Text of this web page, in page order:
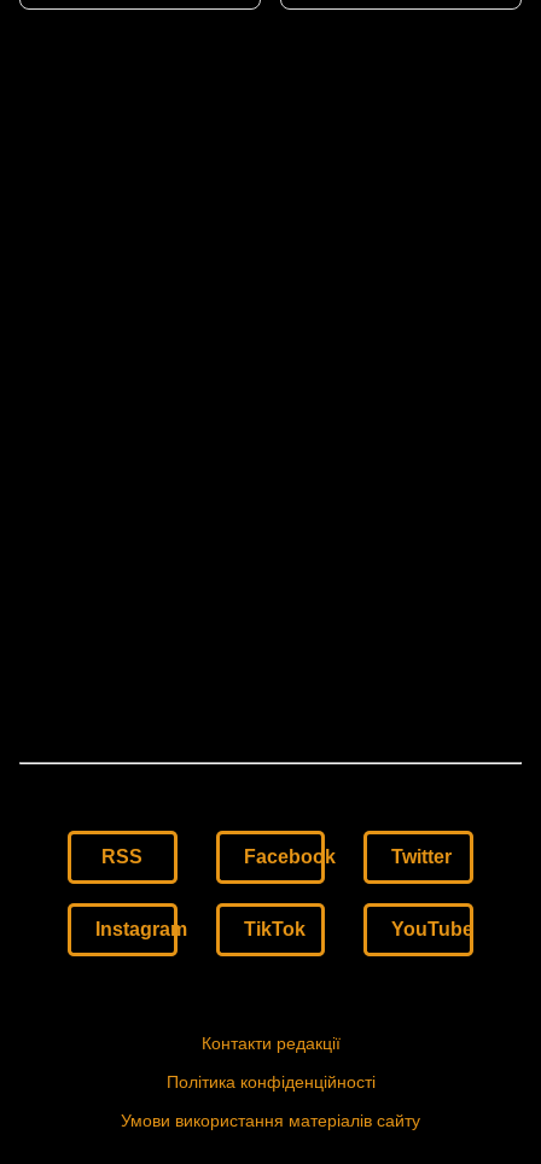
RSS Facebook Twitter
Instagram TikTok YouTube
Контакти редакції
Політика конфіденційності
Умови використання матеріалів сайту